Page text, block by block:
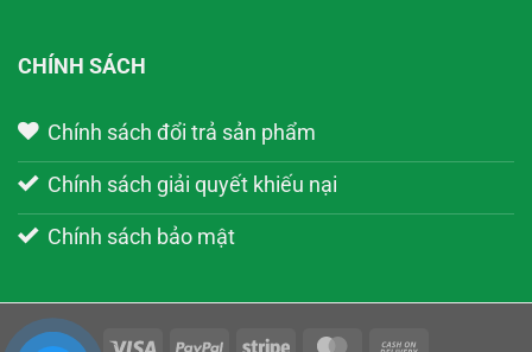
CHÍNH SÁCH
Chính sách đổi trả sản phẩm
Chính sách giải quyết khiếu nại
Chính sách bảo mật